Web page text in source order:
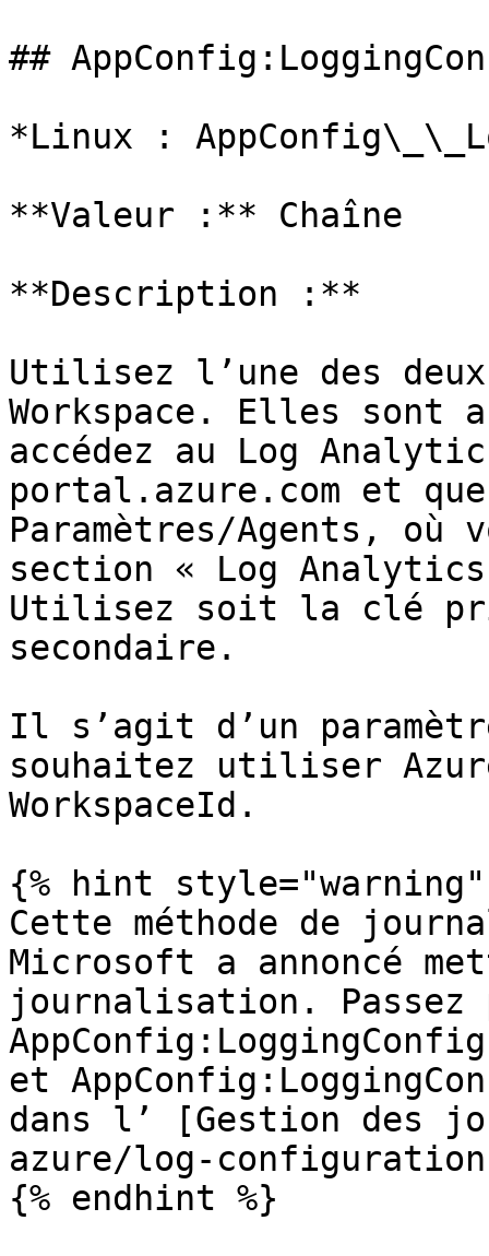
##
*Linux :
**Valeur :** Chaîne
**Description :**
Utilisez l’une des
Workspace. Elles sont
accédez au Log
portal.azure.com et
Paramètres/Agents, où
section « Log
Utilisez soit la clé
secondaire.
Il s’agit d’un
souhaitez utiliser
WorkspaceId.
{% hint style="warning"
Cette méthode de
Microsoft a annoncé
journalisation.
et
dans l’ [Gestion des
azure/log-
{% endhint %}